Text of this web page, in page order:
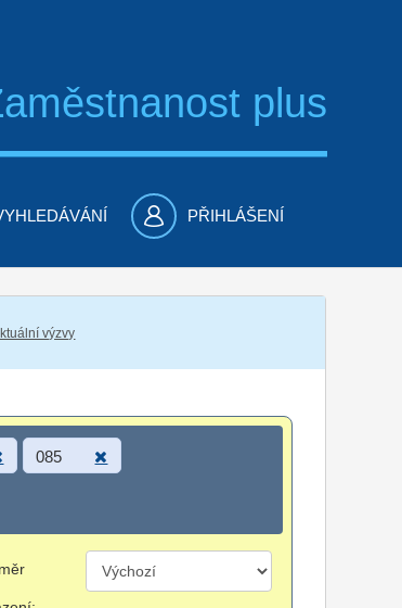
plus
PŘIHLÁŠENÍ
výzvy
085